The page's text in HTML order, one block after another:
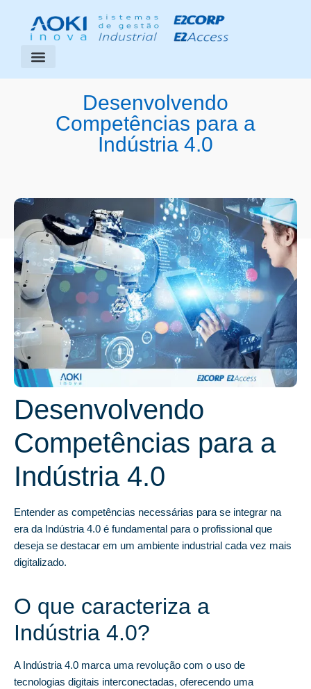
Desenvolvendo
Competências para a
Indústria 4.0
Desenvolvendo
Competências para a
Indústria 4.0
Entender as competências necessárias para se integrar na
era da Indústria 4.0 é fundamental para o profissional que
deseja se destacar em um ambiente industrial cada vez mais
digitalizado.
O que caracteriza a
Indústria 4.0?
A Indústria 4.0 marca uma revolução com o uso de
tecnologias digitais interconectadas, oferecendo uma